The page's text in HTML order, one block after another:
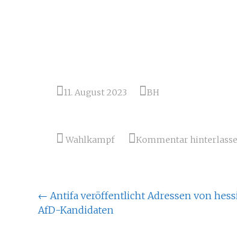
11. August 2023 BH
Wahlkampf Kommentar
Beitragsnavigation
← Antifa veröffentlicht Adressen von
AfD-Kandidaten